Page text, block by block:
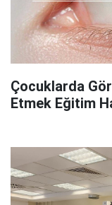
Çocuklarda
Etmek Eğitim